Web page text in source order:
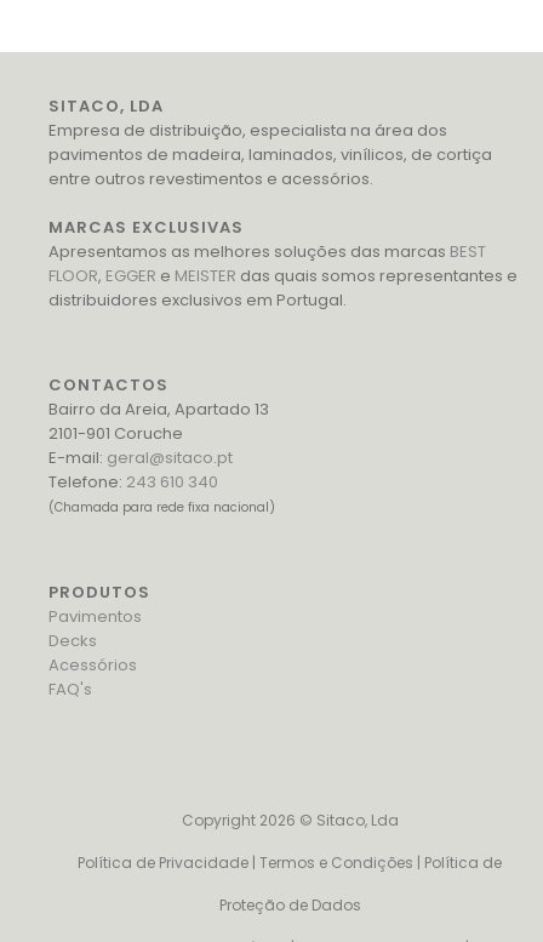
SITACO, LDA
Empresa de distribuição, especialista na área dos
pavimentos de madeira, laminados, vinílicos, de cortiça
entre outros revestimentos e acessórios.
MARCAS EXCLUSIVAS
Apresentamos as melhores soluções das marcas BEST
FLOOR, EGGER e MEISTER das quais somos representantes e
distribuidores exclusivos em Portugal.
CONTACTOS
Bairro da Areia, Apartado 13
2101-901 Coruche
E-mail: geral@sitaco.pt
Telefone: 243 610 340
(Chamada para rede fixa nacional)
PRODUTOS
Pavimentos
Decks
Acessórios
FAQ's
Copyright 2026 © Sitaco, Lda
Política de Privacidade Termos e Condições Política de
Proteção de Dados